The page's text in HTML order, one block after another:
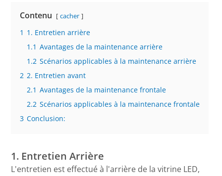
Contenu cacher
1 1. Entretien arrière
1.1 Avantages de la maintenance arrière
1.2 Scénarios applicables à la maintenance arrière
2 2. Entretien avant
2.1 Avantages de la maintenance frontale
2.2 Scénarios applicables à la maintenance frontale
3 Conclusion:
1. Entretien Arrière
L'entretien est effectué à l'arrière de la vitrine LED,